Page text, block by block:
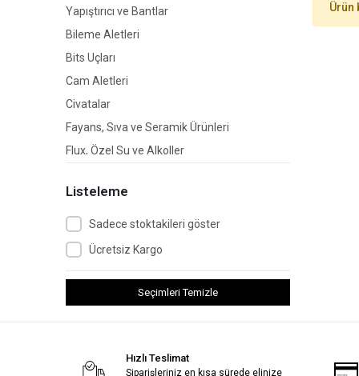
Yapıştırıcı ve Bantlar
Bileme Aletleri
Bits Uçları
Cam Aletleri
Civatalar
Fayans, Sıva ve Seramik Ürünleri
Flux, Özel Su ve Alkoller
Gider Açıcılar
Ispatulalar
Kabara ve Raptiyeler
Kapı ve Pencere Aksesuarları
Lokma Takımları
Listeleme
Sadece stoktakileri göster
Ücretsiz Kargo
Seçimleri Temizle
Ürün
Hızlı Teslimat
Siparişleriniz en kısa sürede elinize